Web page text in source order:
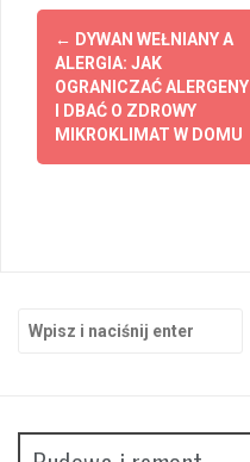
Zobacz
wpisy
← DYWAN WEŁNIANY A
ALERGIA: JAK
OGRANICZAĆ ALERGENY
I DBAĆ O ZDROWY
MIKROKLIMAT W DOMU